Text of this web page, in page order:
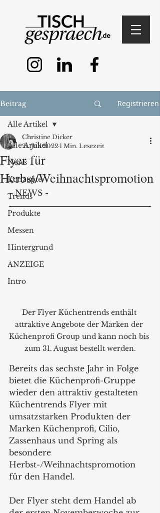
Beitrag Registrieren
Alle Artikel
News
Konzepte
Trends
Produkte
Messen
Hintergrund
ANZEIGE
Intro
Alle Artikel
Flyer für
Herbst/Weihnachtspromotion
Christine Dicker
21. Juli 2022 1 Min. Lesezeit
- NEWS -
Der Flyer Küchentrends enthält
attraktive Angebote der Marken der
Küchenprofi Group und kann noch bis
zum 31. August bestellt werden.
Bereits das sechste Jahr in Folge
bietet die Küchenprofi-Gruppe
wieder den attraktiv gestalteten
Küchentrends Flyer mit
umsatzstarken Produkten der
Marken Küchenprofi, Cilio,
Zassenhaus und Spring als
besondere
Herbst-/Weihnachtspromotion
für den Handel.
Der Flyer steht dem Handel ab